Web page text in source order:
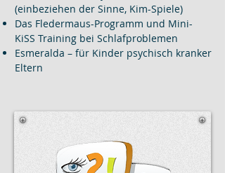
(einbeziehen der Sinne, Kim-Spiele)
Das Fledermaus-Programm und Mini-
KiSS Training bei Schlafproblemen
Esmeralda – für Kinder psychisch kranker
Eltern